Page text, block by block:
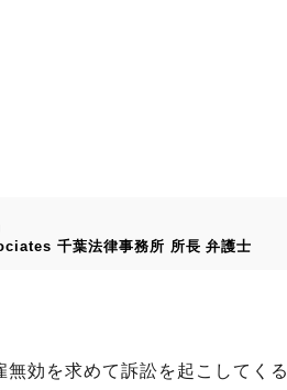
千葉法律事務所 所長 弁護士
効を求めて訴訟を起こしてく